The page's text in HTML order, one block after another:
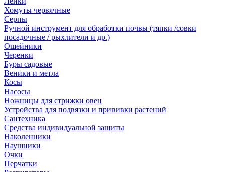
Хомуты червячные
Серпы
Ручной инструмент для обработки почвы (тяпки /совки
посадочные / рыхлители и др.)
Ошейники
Черенки
Буры садовые
Веники и метла
Косы
Насосы
Ножницы для стрижки овец
Устройства для подвязки и прививки растений
Сантехника
Средства индивидуальной защиты
Наколенники
Наушники
Очки
Перчатки